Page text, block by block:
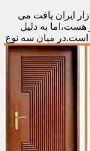
ایران یافت می
هست،اما به دلیل
است.در میان سه نوع